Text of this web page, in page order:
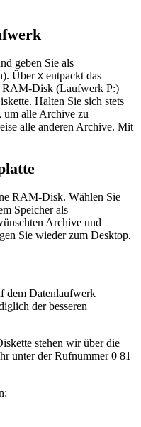
geben Sie als
Über X entpackt das
RAM-Disk (Laufwerk P:)
Halten Sie sich stets
um alle Archive zu
alle anderen Archive. Mit
RAM-Disk. Wählen Sie
Speicher als
Archive und
Sie wieder zum Desktop.
dem Datenlaufwerk
der besseren
stehen wir über die
unter der Rufnummer 0 81